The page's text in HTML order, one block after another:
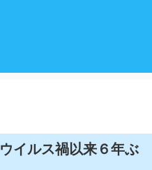
ウイルス禍以来６年ぶ